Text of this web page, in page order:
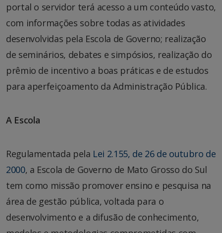
portal o servidor terá acesso a um conteúdo vasto,
com informações sobre todas as atividades
desenvolvidas pela Escola de Governo; realização
de seminários, debates e simpósios, realização do
prêmio de incentivo a boas práticas e de estudos
para aperfeiçoamento da Administração Pública.
A Escola
Regulamentada pela Lei 2.155, de 26 de outubro de
2000, a Escola de Governo de Mato Grosso do Sul
tem como missão promover ensino e pesquisa na
área de gestão pública, voltada para o
desenvolvimento e a difusão de conhecimento,